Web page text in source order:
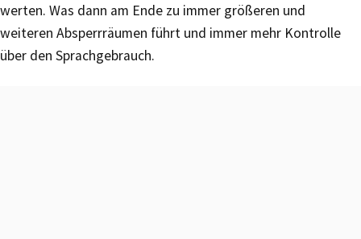
werten. Was dann am Ende zu immer größeren und
weiteren Absperrräumen führt und immer mehr Kontrolle
über den Sprachgebrauch.